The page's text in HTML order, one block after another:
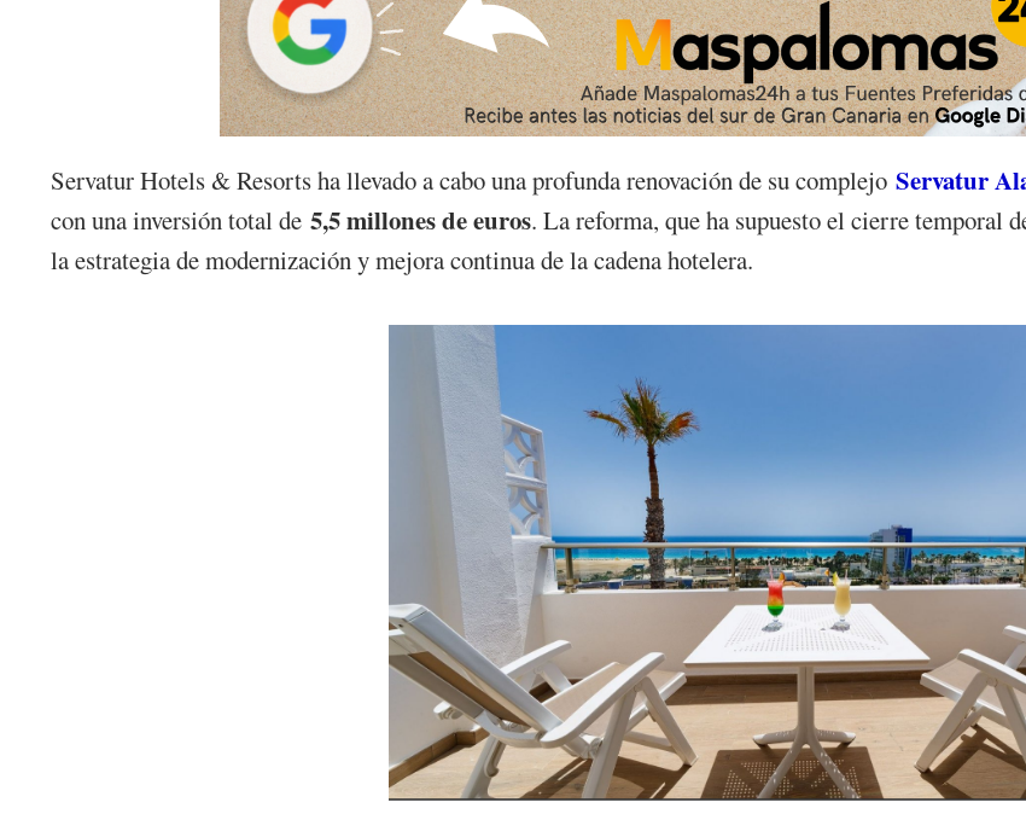
Servatur Hotels & Resorts ha llevado a cabo una profunda renovación de su complejo Servatur
con una inversión total de 5,5 millones de euros. La reforma, que ha supuesto el cierre temporal
la estrategia de modernización y mejora continua de la cadena hotelera.